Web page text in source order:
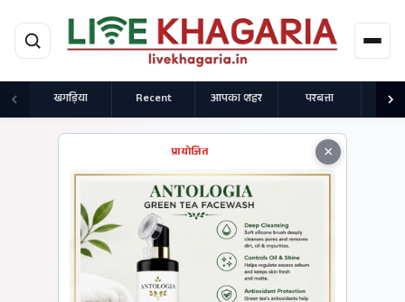
मुख्य सामग्री पर जाएं
खगड़िया Recent आपका शहर परबत्ता
×
प्रायोजित